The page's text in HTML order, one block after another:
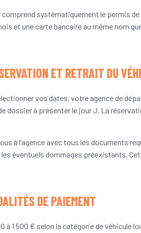
comprend systématiquement le permis
et une carte bancaire au même nom
ET RETRAIT DU
vos dates, votre agence de
dossier à présenter le jour J. La
à l’agence avec tous les documents
éventuels dommages préexistants.
DE PAIEMENT
à 1 500 € selon la catégorie de véhicule